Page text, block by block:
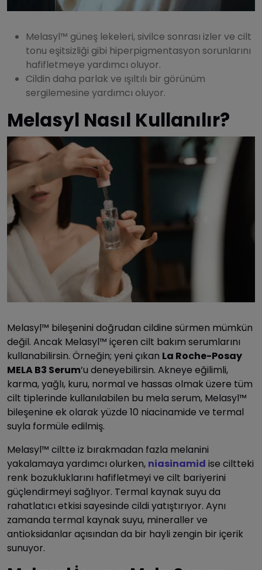
Melasyl™️ güneş lekeleri, sivilce sonrası izler ve cilt
tonu eşitsizliği gibi hiperpigmentasyon sorunlarını
hafifletmeye yardımcı oluyor.
Cildin daha parlak ve ışıltılı bir görünüm
sergilemesine yardımcı oluyor.
Melasyl Nasıl Kullanılır?
Melasyl™ bileşenini doğrudan cildine sürmen mümkün
değil. Ancak Melasyl™ içeren cilt bakım serumlarını
kullanabilirsin. Örneğin; yeni çıkan La Roche-Posay
MELA B3 Serum’u deneyebilirsin. Akneye eğilimli,
karma, yağlı, kuru, normal ve hassas olmak üzere tüm
cilt tiplerinde kullanılabilen bu mela serum, Melasyl™
bileşenine ek olarak yüzde 10 niacinamide ve termal
suyla formüle edilmiş.
Melasyl™ ciltte iz bırakmadan fazla melanini
yakalamaya yardımcı olurken, niasinamid ise ciltteki
renk bozukluklarını hafifletmeyi ve cilt bariyerini
güçlendirmeyi sağlıyor. Termal kaynak suyu da
rahatlatıcı etkisi sayesinde cildi yatıştırıyor. Aynı
zamanda termal kaynak suyu, mineraller ve
antioksidanlar açısından da bir hayli zengin bir içerik
sunuyor.